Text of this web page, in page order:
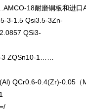
18耐磨铜板和进口
3-1.5 Qsi3.5-3Zn-
QSi3-
3 ZQSn10-1……
QCr0.6-0.4(Zr)-0.05（